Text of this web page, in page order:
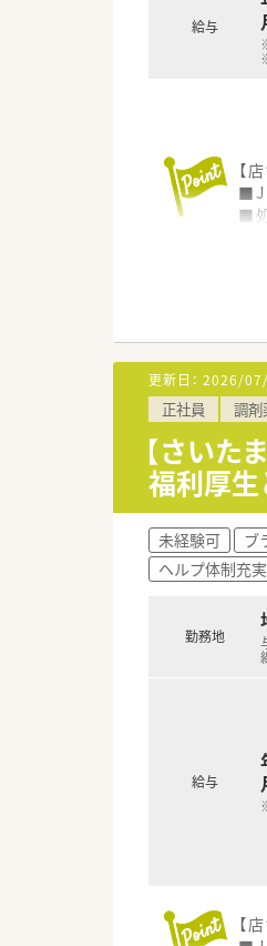
給与
【
■
■
■
■
【
■
■
■6
【
■
更新日： 2026/
正社員 調剤
【さい
福利厚
未経験可 ブ
ヘルプ体制充実
勤務地
給与
【